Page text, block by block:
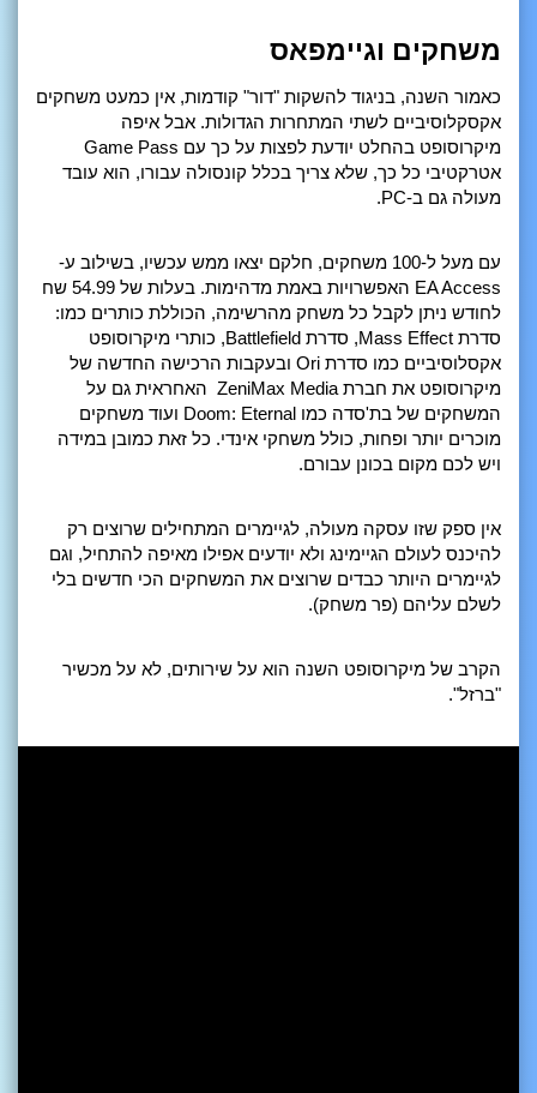
משחקים וגיימפאס
כאמור השנה, בניגוד להשקות "דור" קודמות, אין כמעט משחקים
אקסקלוסיביים לשתי המתחרות הגדולות. אבל איפה
מיקרוסופט בהחלט יודעת לפצות על כך עם Game Pass
אטרקטיבי כל כך, שלא צריך בכלל קונסולה עבורו, הוא עובד
מעולה גם ב-PC.
עם מעל ל-100 משחקים, חלקם יצאו ממש עכשיו, בשילוב ע-
EA Access האפשרויות באמת מדהימות. בעלות של 54.99 שח
לחודש ניתן לקבל כל משחק מהרשימה, הכוללת כותרים כמו:
סדרת Mass Effect, סדרת Battlefield, כותרי מיקרוסופט
אקסלוסיביים כמו סדרת Ori ובעקבות הרכישה החדשה של
מיקרוסופט את חברת ZeniMax Media האחראית גם על
המשחקים של בת'סדה כמו Doom: Eternal ועוד משחקים
מוכרים יותר ופחות, כולל משחקי אינדי. כל זאת כמובן במידה
ויש לכם מקום בכונן עבורם.
אין ספק שזו עסקה מעולה, לגיימרים המתחילים שרוצים רק
להיכנס לעולם הגיימינג ולא יודעים אפילו מאיפה להתחיל, וגם
לגיימרים היותר כבדים שרוצים את המשחקים הכי חדשים בלי
לשלם עליהם (פר משחק).
הקרב של מיקרוסופט השנה הוא על שירותים, לא על מכשיר
"ברזל".